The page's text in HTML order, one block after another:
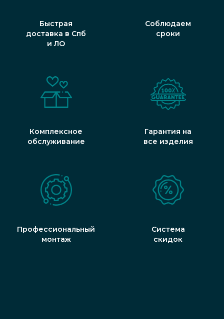
Быстрая
доставка в Спб
и ЛО
Соблюдаем
сроки
Комплексное
обслуживание
Гарантия на
все изделия
Профессиональный
монтаж
Система
скидок